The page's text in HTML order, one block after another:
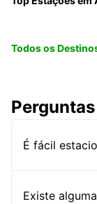
Todos os
É fácil
Existe